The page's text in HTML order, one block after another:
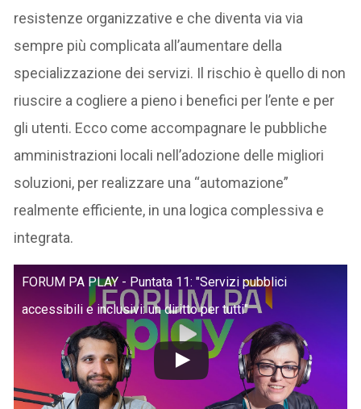
resistenze organizzative e che diventa via via
sempre più complicata all’aumentare della
specializzazione dei servizi. Il rischio è quello di non
riuscire a cogliere a pieno i benefici per l’ente e per
gli utenti. Ecco come accompagnare le pubbliche
amministrazioni locali nell’adozione delle migliori
soluzioni, per realizzare una “automazione”
realmente efficiente, in una logica complessiva e
integrata.
FORUM PA PLAY - Puntata 11: "Servizi pubblici
accessibili e inclusivi: un diritto per tutti"